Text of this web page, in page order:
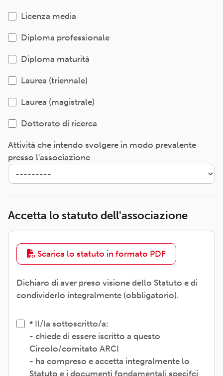
Licenza media
Diploma professionale
Diploma maturità
Laurea (triennale)
Laurea (magistrale)
Dottorato di ricerca
Attività che intendo svolgere in modo prevalente
presso l'associazione
Accetta lo statuto dell'associazione
Scarica lo statuto in formato PDF
Dichiaro di aver preso visione dello Statuto e di
condividerlo integralmente (obbligatorio).
Il/la sottoscritto/a:
- chiede di essere iscritto a questo
Circolo/comitato ARCI
- ha compreso e accetta integralmente lo
Statuto e i documenti fondamentali specifci